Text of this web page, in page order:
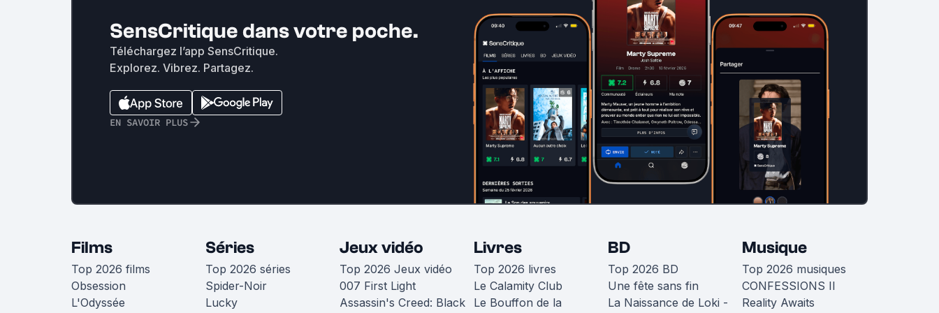
SensCritique dans votre poche.
Téléchargez l’app SensCritique.
Explorez. Vibrez. Partagez.
EN SAVOIR PLUS
Films
Top 2026 films
Obsession
L'Odyssée
Séries
Top 2026 séries
Spider-Noir
Lucky
Jeux vidéo
Top 2026 Jeux vidéo
007 First Light
Assassin's Creed: Black
Livres
Top 2026 livres
Le Calamity Club
Le Bouffon de la
BD
Top 2026 BD
Une fête sans fin
La Naissance de Loki -
Musique
Top 2026 musiques
CONFESSIONS II
Reality Awaits